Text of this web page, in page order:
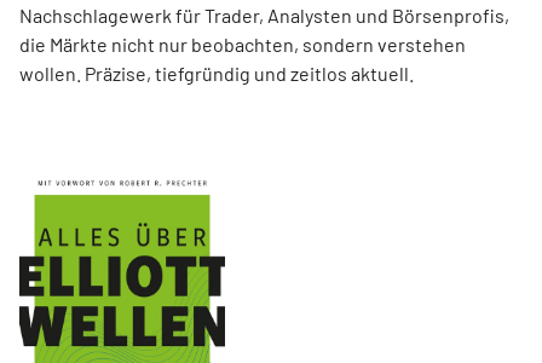
Nachschlagewerk für Trader, Analysten und Börsenprofis,
die Märkte nicht nur beobachten, sondern verstehen
wollen. Präzise, tiefgründig und zeitlos aktuell.